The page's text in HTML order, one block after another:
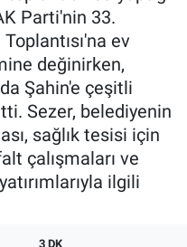
Parti'nin 33.
ev
değinirken,
Şahin'e çeşitli
Sezer, belediyenin
sağlık tesisi için
çalışmaları ve
ilgili
3 DK